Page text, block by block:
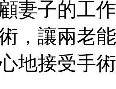
妻子的工
，讓兩老
地接受手